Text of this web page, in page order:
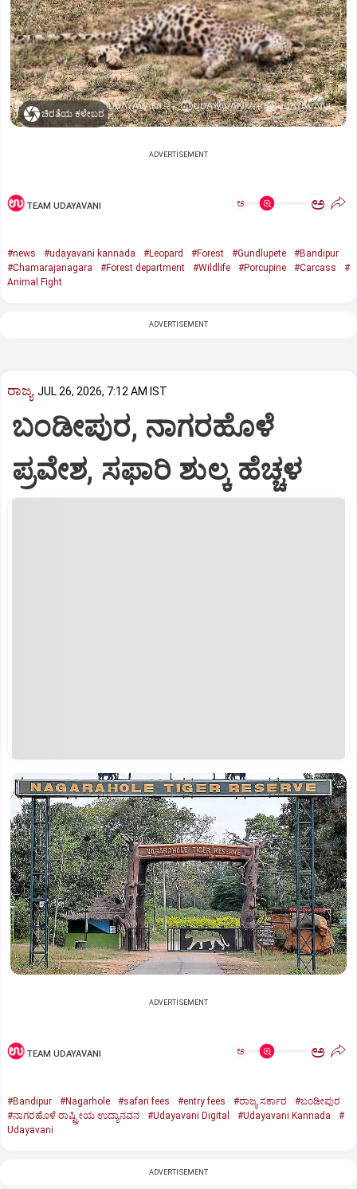
ಚಿರತೆಯ ಕಳೇಬರ
ADVERTISEMENT
TEAM UDAYAVANI ಅ ಅ
#news #udayavani kannada #Leopard #Forest #Gundlupete
#Bandipur
#Chamarajanagara
#Forest department #Wildlife #Porcupine #Carcass
#
Animal Fight
ADVERTISEMENT
ರಾಜ್ಯ JUL 26, 2026, 7:12 AM IST
ಬಂಡೀಪುರ, ನಾಗರಹೊಳೆ
ಪ್ರವೇಶ, ಸಫಾರಿ ಶುಲ್ಕ ಹೆಚ್ಚಳ
ADVERTISEMENT
TEAM UDAYAVANI ಅ ಅ
#Bandipur #Nagarhole #safari fees #entry fees #ರಾಜ್ಯ ಸರ್ಕಾರ
#ಬಂಡೀಪುರ
#ನಾಗರಹೊಳೆ ರಾಷ್ಟ್ರೀಯ ಉದ್ಯಾನವನ
#Udayavani Digital #Udayavani Kannada
#
Udayavani
ADVERTISEMENT